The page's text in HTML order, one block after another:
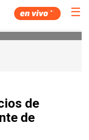
☰
de
de